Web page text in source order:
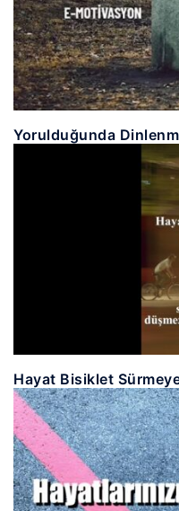
Yorulduğunda
Hayat Bisiklet